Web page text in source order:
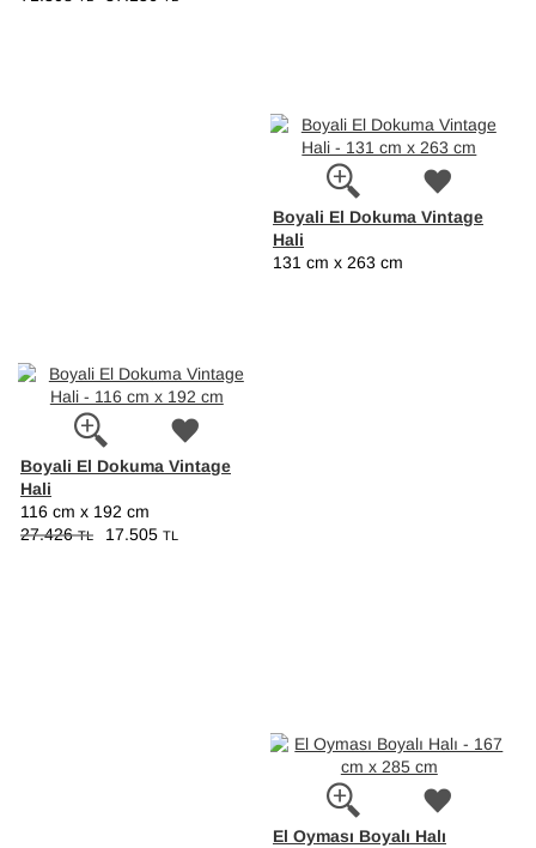
Boyali El Dokuma Vintage
Hali
131 cm x 263 cm
Boyali El Dokuma Vintage
Hali
116 cm x 192 cm
27.426TL 17.505 TL
El Oyması Boyalı Halı